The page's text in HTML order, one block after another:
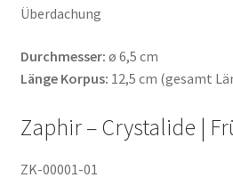
Überdachung
Durchmesser: ø 6,5 cm
Länge Korpus: 12,5 cm (gesamt
Zaphir – Crystalide |
ZK-00001-01